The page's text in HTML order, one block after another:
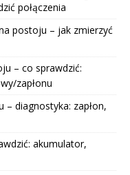
połączenia
postoju – jak zmierzyć
– co sprawdzić:
zapłonu
– diagnostyka: zapłon,
akumulator,